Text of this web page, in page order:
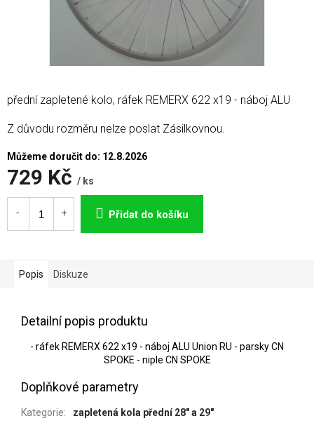
729 Kč / ks
Měrná
cena:
Můžeme doručit do: 12.8.2026
Přidat do košíku
přední zapletené kolo, ráfek REMERX 622 x19 - náboj ALU
Z důvodu rozměru nelze poslat Zásilkovnou.
Popis Diskuze
Detailní popis produktu
- ráfek REMERX 622 x19 - náboj ALU Union RU - parsky CN
SPOKE - niple CN SPOKE
Doplňkové parametry
Kategorie:
zapletená kola přední 28" a 29"